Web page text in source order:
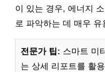
이 있는 경우, 에너지
로 파악하는 데 매우 유
전문가 팁: 스마트 미
는 상세 리포트를 활